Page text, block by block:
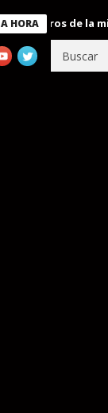
HORA de la